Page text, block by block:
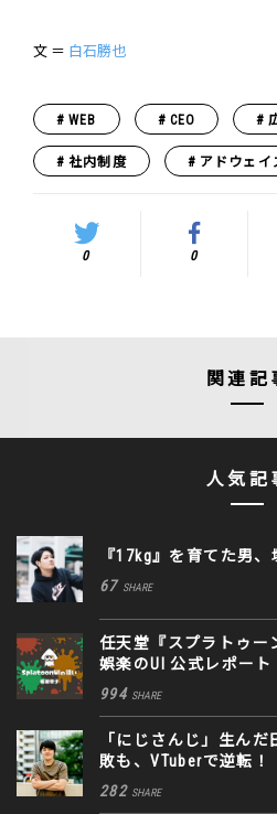
文 ＝ 白石勝也
WEB CEO
社内制度 アドウェイ
0 0
関連記
人気記
『17kg』を育てた男
67 SHARE
任天堂『スプラトゥー
娯楽のUI 公式レポート
994 SHARE
「にじさんじ」生ん
敗も、VTuberで逆転！
282 SHARE